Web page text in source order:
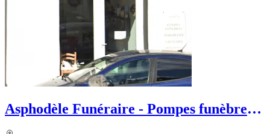
Asphodèle Funéraire - Pompes funèbres